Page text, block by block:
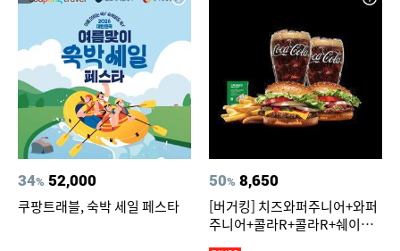
34% 52,000
쿠팡트래블, 숙박 세일 페스타
50% 8,650
[버거킹] 치즈와퍼주니어+와퍼
주니어+콜라R+콜라R+쉐이킹